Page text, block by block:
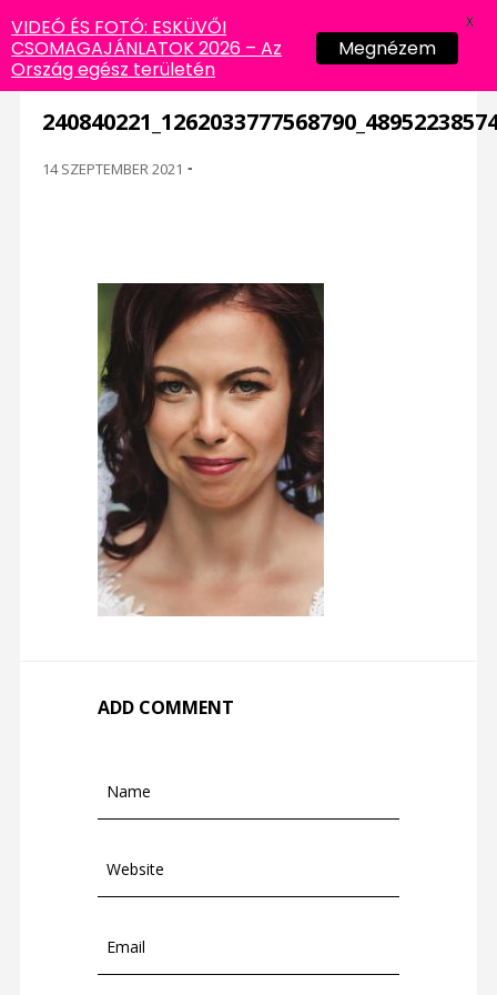
14 SZEPTEMBER 2021 -
ADD COMMENT
VIDEÓ ÉS FOTÓ: ESKÜVŐI
CSOMAGAJÁNLATOK 2026 – Az
Ország egész területén
Megnézem
X